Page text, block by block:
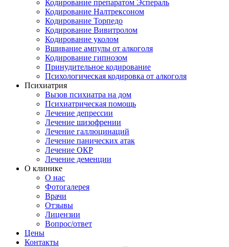
Кодирование препаратом Эспераль
Кодирование Налтрексоном
Кодирование Торпедо
Кодирование Вивитролом
Кодирование уколом
Вшивание ампулы от алкоголя
Кодирование гипнозом
Принудительное кодирование
Психологическая кодировка от алкоголя
Психиатрия
Вызов психиатра на дом
Психиатрическая помощь
Лечение депрессии
Лечение шизофрении
Лечение галлюцинаций
Лечение панических атак
Лечение ОКР
Лечение деменции
О клинике
О нас
Фотогалерея
Врачи
Отзывы
Лицензии
Вопрос/ответ
Цены
Контакты